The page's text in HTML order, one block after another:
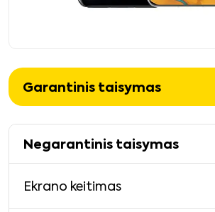
Garantinis taisymas
Negarantinis taisymas
Ekrano keitimas